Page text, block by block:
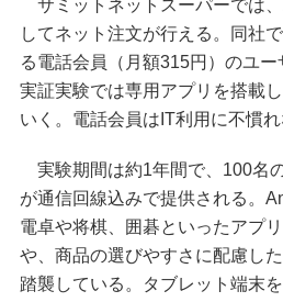
サミットネットスーパーでは
してネット注文が行える。同社
る電話会員（月額315円）のユ
実証実験では専用アプリを搭載
いく。電話会員はIT利用に不慣
実験期間は約1年間で、100名
が通信回線込みで提供される。
電卓や将棋、囲碁といったアプ
や、商品の選びやすさに配慮し
踏襲している。タブレット端末